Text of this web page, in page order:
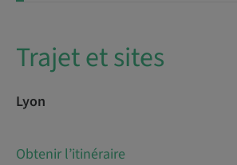
Trajet et sites
Lyon
Obtenir l’itinéraire